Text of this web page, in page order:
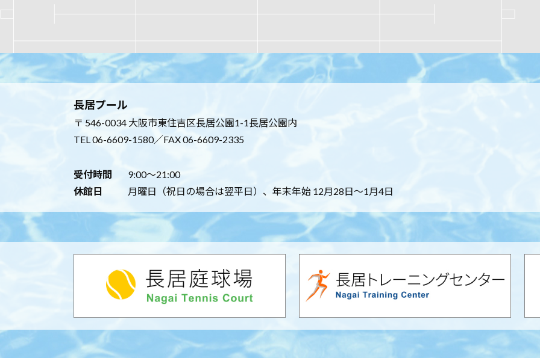
長居プール
〒 546-0034 大阪市東住吉区長居公園1-1長居公園内
TEL06-6609-1580／FAX 06-6609-2335
受付時間
9:00～21:00
休館日
月曜日（祝日の場合は翌平日）、年末年始 12月28日～1月4日